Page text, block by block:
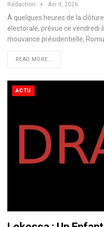
Rédaction Avr 9, 2026
À quelques heures de la
électorale, prévue ce vendredi
mouvance présidentielle,
READ MORE...
ACTU